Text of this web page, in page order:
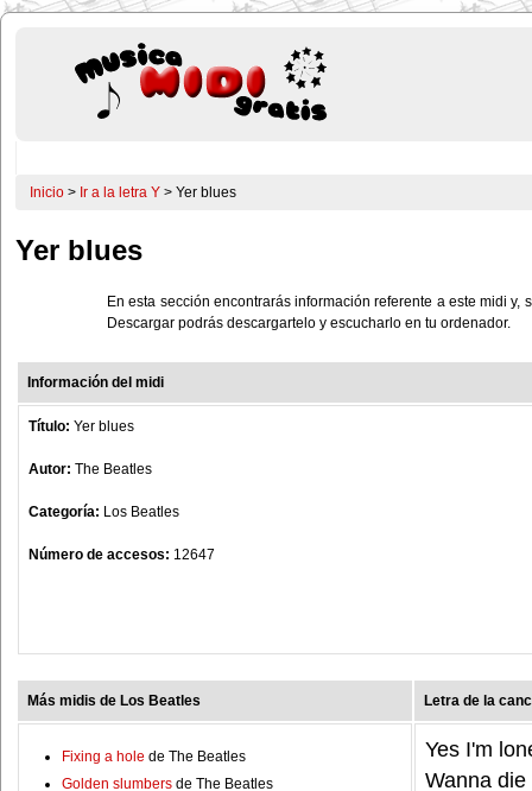
Inicio > Ir a la letra Y > Yer blues
Yer blues
En esta sección encontrarás información referente a este midi
Descargar podrás descargartelo y escucharlo en tu ordenador.
Información del midi
Título: Yer blues
Autor: The Beatles
Categoría: Los Beatles
Número de accesos: 12647
Más midis de Los Beatles Letra de la
Fixing a hole de The Beatles
Golden slumbers de The Beatles
Yes I'm
Wanna die